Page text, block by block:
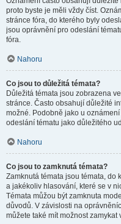
proto byste je měli vždy číst.
stránce fóra, do kterého byly
jsou oprávnění pro odeslání
fóra.
Nahoru
Co jsou to důležitá témata?
Důležitá témata jsou zobrazena
stránce. Často obsahují důležité
možné. Podobně jako u
odeslání tématu jako důležitého
Nahoru
Co jsou to zamknutá témata?
Zamknutá témata jsou témata, do
a jakékoliv hlasování, které se v
Témata můžou být zamknuta
důvodů. V závislosti na
můžete také mít možnost zamykat